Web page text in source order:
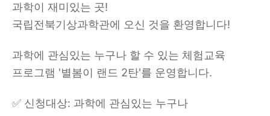
과학이 재미있는 곳!
국립전북기상과학관에 오신 것을 환영합니다!
과학에 관심있는 누구나 할 수 있는 체험교육
프로그램 '별봄이 랜드 2탄'를 운영합니다.
✅ 신청대상: 과학에 관심있는 누구나